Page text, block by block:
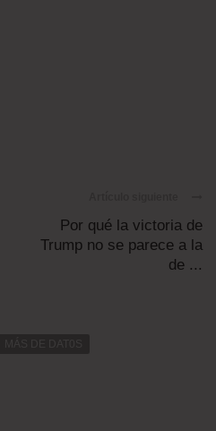
Por qué la victoria de
Trump no se parece a la
de ...